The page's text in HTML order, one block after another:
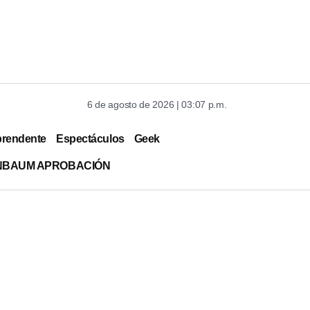
6 de agosto de 2026 | 03:07 p.m.
Espectáculos Geek
APROBACIÓN